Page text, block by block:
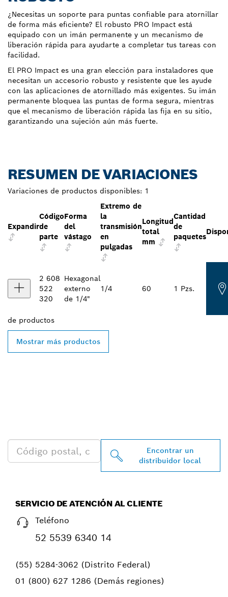
¿Necesitas un soporte para puntas confiable para atornillar
de forma más eficiente? El robusto PRO Impact está
equipado con un imán permanente y un mecanismo de
liberación rápida para ayudarte a completar tus tareas con
facilidad.
El PRO Impact es una gran elección para instaladores que
necesitan un accesorio robusto y resistente que les ayude
con las aplicaciones de atornillado más exigentes. Su imán
permanente bloquea las puntas de forma segura, mientras
que el mecanismo de liberación rápida las fija en su sitio,
garantizando una sujeción aún más fuerte.
RESUMEN DE VARIACIONES
Variaciones de productos disponibles: 1
Expandir
Código
de
parte
Forma
del
vástago
Extremo de
la
transmisión
en
pulgadas
Longitud
total
mm
Cantidad
de
paquetes
2 608
522
320
Hexagonal
externo
de 1/4"
1/4 60 1 Pzs.
de productos
Mostrar más productos
Encontrar un
distribuidor local
SERVICIO DE ATENCIÓN AL CLIENTE
Teléfono
52 5539 6340 14
(55) 5284-3062 (Distrito Federal)
01 (800) 627 1286 (Demás regiones)